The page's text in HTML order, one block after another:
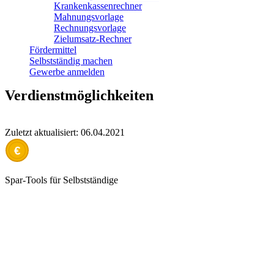
Krankenkassenrechner
Mahnungsvorlage
Rechnungsvorlage
Zielumsatz-Rechner
Fördermittel
Selbstständig machen
Gewerbe anmelden
Verdienstmöglichkeiten
Zuletzt aktualisiert: 06.04.2021
€
Spar-Tools für Selbstständige